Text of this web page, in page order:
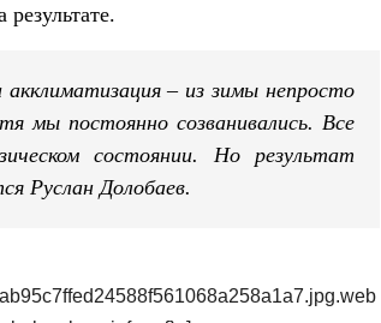
– из зимы непросто
мы постоянно созванивались. Все
состоянии. Но результат
Руслан Долобаев.